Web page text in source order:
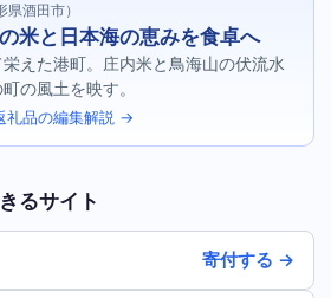
酒田市）
米と日本海の恵みを食卓へ
えた港町。庄内米と鳥海山の伏流水
の風土を映す。
礼品の編集解説 →
るサイト
寄付する →